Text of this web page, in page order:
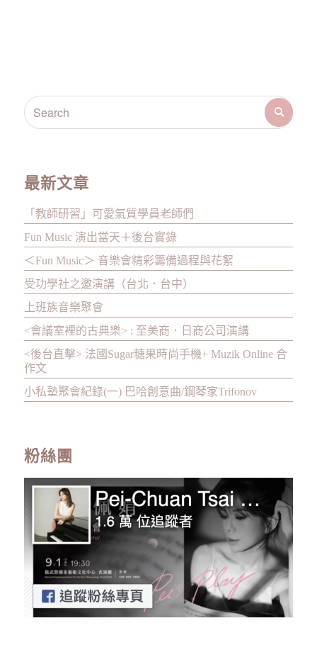
最新文章
「教師研習」可愛氣質學員老師們
Fun Music 演出當天＋後台實錄
＜Fun Music＞ 音樂會精彩籌備過程與花絮
受功學社之邀演講（台北．台中）
上班族音樂聚會
<會議室裡的古典樂> : 至美商．日商公司演講
<後台直擊> 法國Sugar糖果時尚手機+ Muzik Online 合
作文
小私塾聚會紀錄(一) 巴哈創意曲/鋼琴家Trifonov
粉絲團